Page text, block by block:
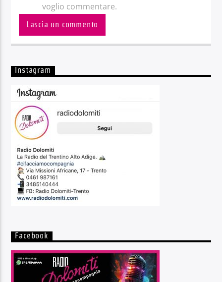
voglio commentare.
Instagram
Facebook